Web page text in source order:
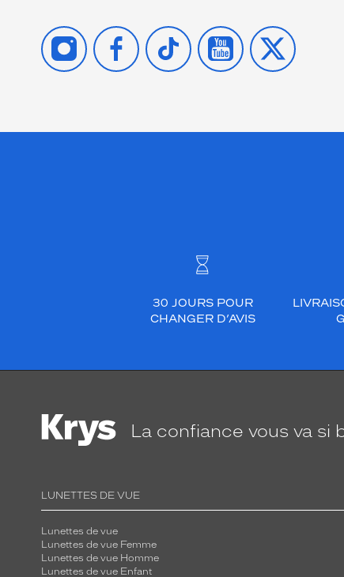
INSTAGRAMFACEBOOK
TIKTOK YOUTUBE
X
30 JOURS POUR
CHANGER D’AVIS
La confiance vous va si
LUNETTES DE VUE
Lunettes de vue
Lunettes de vue Femme
Lunettes de vue Homme
Lunettes de vue Enfant